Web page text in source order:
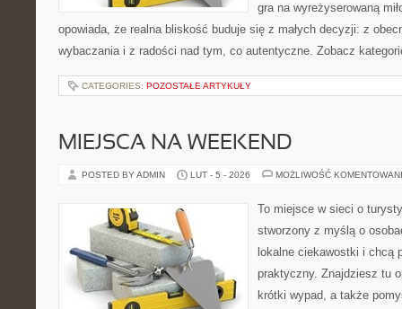
gra na wyreżyserowaną
opowiada, że realna bliskość buduje się z małych decyzji: z
wybaczania i z radości nad tym, co autentyczne. Zobacz
CATEGORIES: POZOSTAŁE ARTYKUŁY
MIEJSCA NA WEEKEND
POSTED BY ADMIN LUT - 5 - 2026 MOŻLIWOŚĆ
To miejsce w sieci o
stworzony z myślą o
lokalne ciekawostki i chcą
praktyczny. Znajdziesz tu
krótki wypad, a także